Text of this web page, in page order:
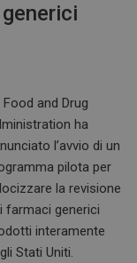
Food and Drug
ha
l’avvio di un
pilota per
la revisione
farmaci generici
interamente
Stati Uniti.
fruibile il
di
SCADENZA
1 anno 1
mese